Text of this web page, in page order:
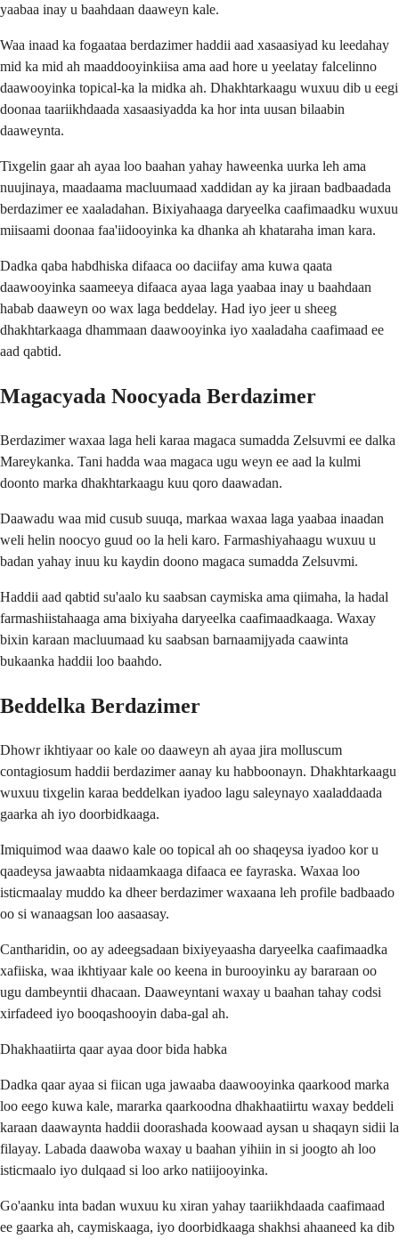
yaabaa inay u baahdaan daaweyn kale.
Waa inaad ka fogaataa berdazimer haddii aad xasaasiyad ku leedahay
mid ka mid ah maaddooyinkiisa ama aad hore u yeelatay falcelinno
daawooyinka topical-ka la midka ah. Dhakhtarkaagu wuxuu dib u eegi
doonaa taariikhdaada xasaasiyadda ka hor inta uusan bilaabin
daaweynta.
Tixgelin gaar ah ayaa loo baahan yahay haweenka uurka leh ama
nuujinaya, maadaama macluumaad xaddidan ay ka jiraan badbaadada
berdazimer ee xaaladahan. Bixiyahaaga daryeelka caafimaadku wuxuu
miisaami doonaa faa'iidooyinka ka dhanka ah khataraha iman kara.
Dadka qaba habdhiska difaaca oo daciifay ama kuwa qaata
daawooyinka saameeya difaaca ayaa laga yaabaa inay u baahdaan
habab daaweyn oo wax laga beddelay. Had iyo jeer u sheeg
dhakhtarkaaga dhammaan daawooyinka iyo xaaladaha caafimaad ee
aad qabtid.
Magacyada Noocyada Berdazimer
Berdazimer waxaa laga heli karaa magaca sumadda Zelsuvmi ee dalka
Mareykanka. Tani hadda waa magaca ugu weyn ee aad la kulmi
doonto marka dhakhtarkaagu kuu qoro daawadan.
Daawadu waa mid cusub suuqa, markaa waxaa laga yaabaa inaadan
weli helin noocyo guud oo la heli karo. Farmashiyahaagu wuxuu u
badan yahay inuu ku kaydin doono magaca sumadda Zelsuvmi.
Haddii aad qabtid su'aalo ku saabsan caymiska ama qiimaha, la hadal
farmashiistahaaga ama bixiyaha daryeelka caafimaadkaaga. Waxay
bixin karaan macluumaad ku saabsan barnaamijyada caawinta
bukaanka haddii loo baahdo.
Beddelka Berdazimer
Dhowr ikhtiyaar oo kale oo daaweyn ah ayaa jira molluscum
contagiosum haddii berdazimer aanay ku habboonayn. Dhakhtarkaagu
wuxuu tixgelin karaa beddelkan iyadoo lagu saleynayo xaaladdaada
gaarka ah iyo doorbidkaaga.
Imiquimod waa daawo kale oo topical ah oo shaqeysa iyadoo kor u
qaadeysa jawaabta nidaamkaaga difaaca ee fayraska. Waxaa loo
isticmaalay muddo ka dheer berdazimer waxaana leh profile badbaado
oo si wanaagsan loo aasaasay.
Cantharidin, oo ay adeegsadaan bixiyeyaasha daryeelka caafimaadka
xafiiska, waa ikhtiyaar kale oo keena in burooyinku ay bararaan oo
ugu dambeyntii dhacaan. Daaweyntani waxay u baahan tahay codsi
xirfadeed iyo booqashooyin daba-gal ah.
Dhakhaatiirta qaar ayaa door bida habka
Dadka qaar ayaa si fiican uga jawaaba daawooyinka qaarkood marka
loo eego kuwa kale, mararka qaarkoodna dhakhaatiirtu waxay beddeli
karaan daawaynta haddii doorashada koowaad aysan u shaqayn sidii la
filayay. Labada daawoba waxay u baahan yihiin in si joogto ah loo
isticmaalo iyo dulqaad si loo arko natiijooyinka.
Go'aanku inta badan wuxuu ku xiran yahay taariikhdaada caafimaad
ee gaarka ah, caymiskaaga, iyo doorbidkaaga shakhsi ahaaneed ka dib